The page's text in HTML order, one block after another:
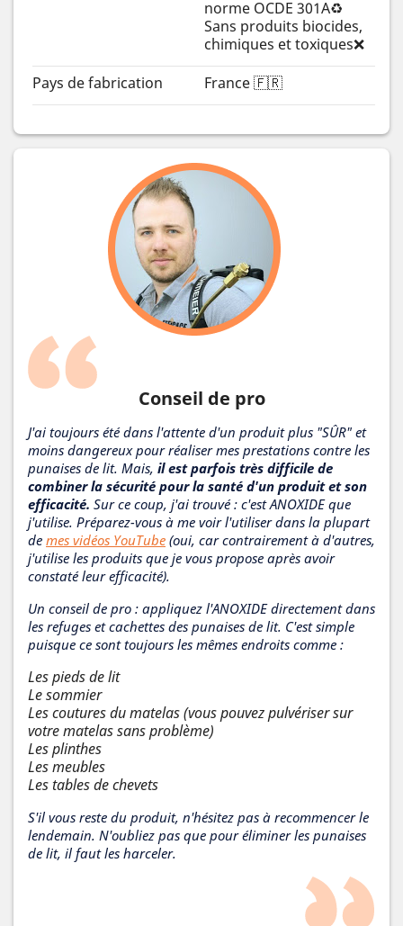
norme OCDE 301A♻️
Sans produits biocides,
chimiques et toxiques❌
Pays de fabrication
France 🇫🇷
Conseil de pro
J'ai toujours été dans l'attente d'un produit plus "SÛR" et
moins dangereux pour réaliser mes prestations contre les
punaises de lit. Mais, il est parfois très difficile de
combiner la sécurité pour la santé d'un produit et son
efficacité. Sur ce coup, j'ai trouvé : c'est ANOXIDE que
j'utilise. Préparez-vous à me voir l'utiliser dans la plupart
de mes vidéos YouTube (oui, car contrairement à d'autres,
j'utilise les produits que je vous propose après avoir
constaté leur efficacité).
Un conseil de pro : appliquez l'ANOXIDE directement dans
les refuges et cachettes des punaises de lit. C'est simple
puisque ce sont toujours les mêmes endroits comme :
Les pieds de lit
Le sommier
Les coutures du matelas (vous pouvez pulvériser sur
votre matelas sans problème)
Les plinthes
Les meubles
Les tables de chevets
S'il vous reste du produit, n'hésitez pas à recommencer le
lendemain. N'oubliez pas que pour éliminer les punaises
de lit, il faut les harceler.